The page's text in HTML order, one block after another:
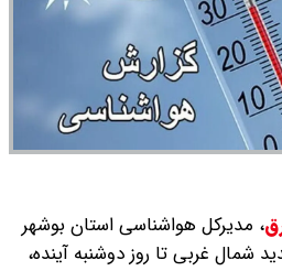
، مدیرکل هواشناسی استان بوشهر
شمال‌ غربی تا روز دوشنبه آینده،